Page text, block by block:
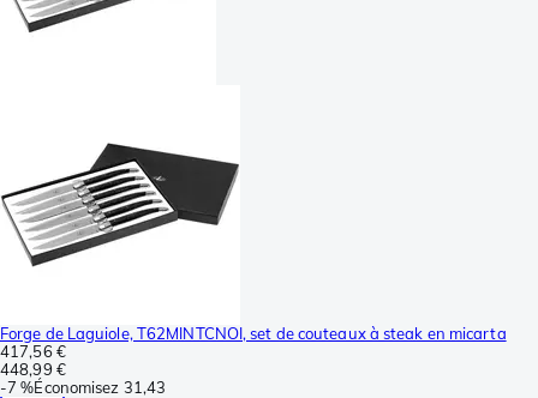
Forge de Laguiole, T62MINTCNOI, set de couteaux à steak en micarta
417,56 €
448,99 €
-7 %Économisez 31,43